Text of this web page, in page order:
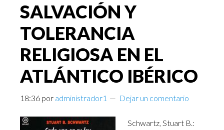
SALVACIÓN Y
TOLERANCIA
RELIGIOSA EN EL
ATLÁNTICO IBÉRICO
18:36 por administrador1 Dejar un comentario
Schwartz, Stuart B.: